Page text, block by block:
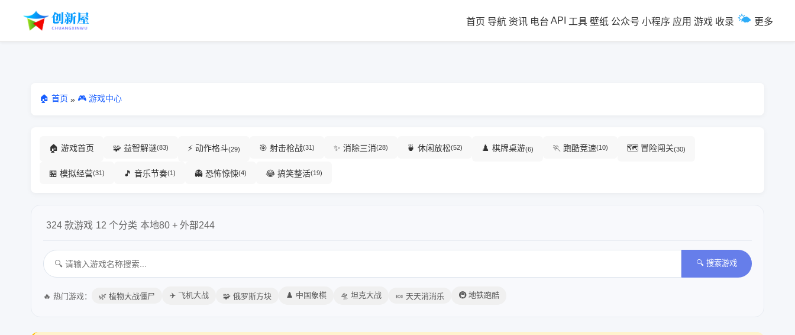
首页 导航 资讯 电台 API 工具 壁纸 公众号 小程序 应用 游戏 收录 🌤️ 更多
🏠 首页 » 🎮 游戏中心
🏠 游戏首页 🧩 益智解谜(83) ⚡ 动作格斗(29) 🎯 射击枪战(31) ✨ 消除三消(28) 🍵 休闲放松(52) ♟️ 棋牌桌游(6) 🏃 跑酷竞速(10) 🗺️ 冒险闯关(30)
🏪 模拟经营(31) 🎵 音乐节奏(1) 👻 恐怖惊悚(4) 😂 搞笑整活(19)
324 款游戏 12 个分类 本地80 + 外部244
🔍 搜索游戏
🔥 热门游戏： 🌿 植物大战僵尸 ✈️ 飞机大战 🧩 俄罗斯方块 ♟️ 中国象棋 🛸 坦克大战 🍬 天天消消乐 🚇 地铁跑酷